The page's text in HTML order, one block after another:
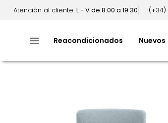
Atención al cliente: L - V de 8:00 a 19:30 (+34)
menu Reacondicionados Nuevos